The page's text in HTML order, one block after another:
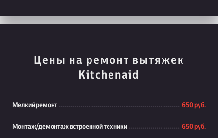
Цены на ремонт вытяжек
Kitchenaid
Мелкий ремонт 650 руб.
Монтаж/демонтаж встроенной техники 650 руб.